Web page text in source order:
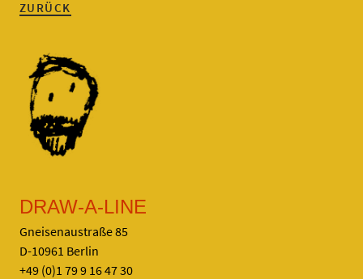
ZURÜCK
DRAW-A-LINE
Gneisenaustraße 85
D-10961 Berlin
+49 (0)1 79 9 16 47 30